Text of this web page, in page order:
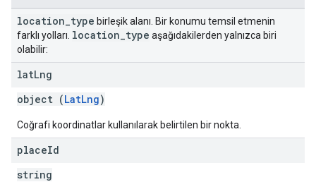
location type birleşik alanı. Bir konumu temsil etmenin
farklı yolları. location type aşağıdakilerden yalnızca biri
olabilir:
latLng
object (LatLng)
Coğrafi koordinatlar kullanılarak belirtilen bir nokta.
placeId
string